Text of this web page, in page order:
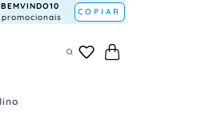
BEMVINDO10
COPIAR